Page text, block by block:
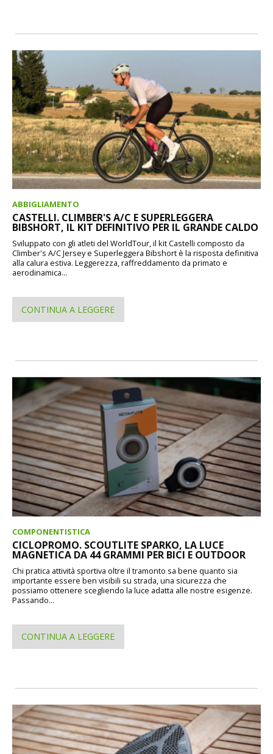
ABBIGLIAMENTO
CASTELLI. CLIMBER'S A/C E SUPERLEGGERA
BIBSHORT, IL KIT DEFINITIVO PER IL GRANDE CALDO
Sviluppato con gli atleti del WorldTour, il kit Castelli composto da
Climber's A/C Jersey e Superleggera Bibshort è la risposta definitiva
alla calura estiva. Leggerezza, raffreddamento da primato e
aerodinamica...
CONTINUA A LEGGERE
COMPONENTISTICA
CICLOPROMO. SCOUTLITE SPARKO, LA LUCE
MAGNETICA DA 44 GRAMMI PER BICI E OUTDOOR
Chi pratica attività sportiva oltre il tramonto sa bene quanto sia
importante essere ben visibili su strada, una sicurezza che
possiamo ottenere scegliendo la luce adatta alle nostre esigenze.
Passando...
CONTINUA A LEGGERE